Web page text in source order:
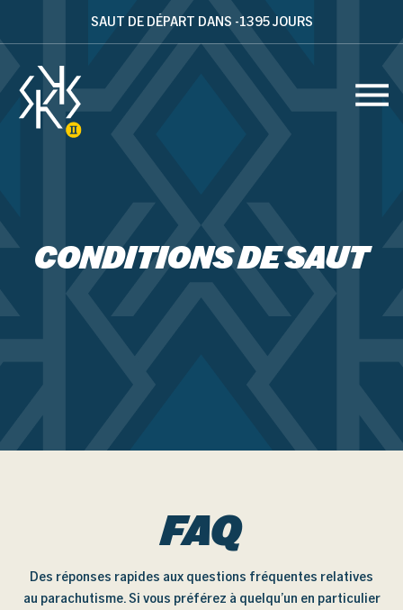
SAUT DE DÉPART DANS -1395 JOURS
CONDITIONS DE SAUT
FAQ
Des réponses rapides aux questions fréquentes relatives
au parachutisme. Si vous préférez à quelqu’un en particulier